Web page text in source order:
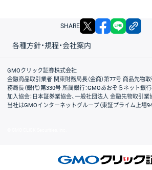
SHARE X facebook
各種方針・規程・会社案内
取引規程・約款
サイトマップ
その他のご案内
個人情報保護方針
最良執行方針
サイトのご利用について
ディスクレイマー
信託保全
リスク説明
会社案内
GMOクリック証券株式会社
金融商品取引業者 関東財務局長（金商）第77号 商品先物
務局長（銀代）第330号 所属銀行：GMOあおぞらネット銀
加入協会：日本証券業協会、一般社団法人 金融先物取引
当社はGMOインターネットグループ（東証プライム上場